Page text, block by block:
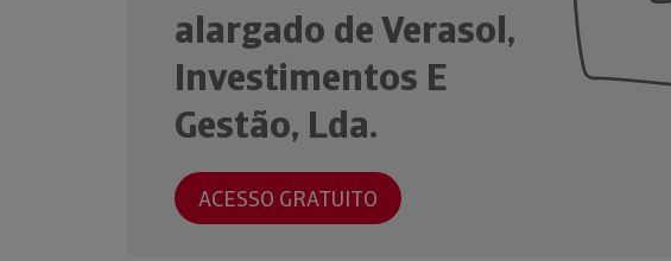
alargado de Verasol,
Investimentos E
Gestão, Lda.
ACESSO GRATUITO